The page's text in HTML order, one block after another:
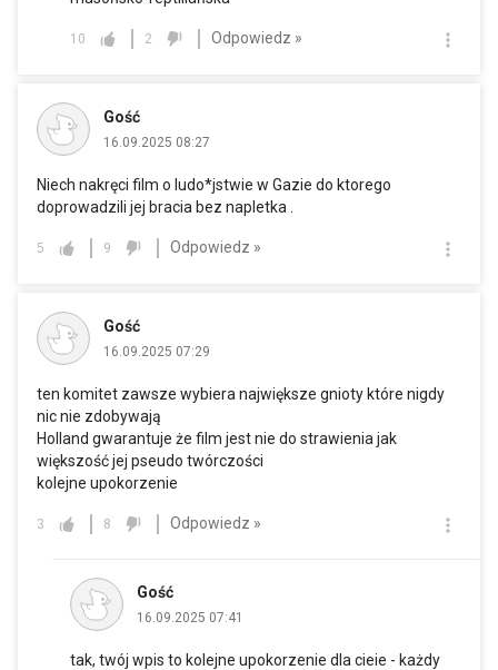
10 2 Odpowiedz »
Gość
16.09.2025 08:27
Niech nakręci film o ludo*jstwie w Gazie do ktorego
doprowadzili jej bracia bez napletka .
5 9 Odpowiedz »
Gość
16.09.2025 07:29
ten komitet zawsze wybiera największe gnioty które nigdy
nic nie zdobywają
Holland gwarantuje że film jest nie do strawienia jak
większość jej pseudo twórczości
kolejne upokorzenie
3 8 Odpowiedz »
Gość
16.09.2025 07:41
tak, twój wpis to kolejne upokorzenie dla cieie - każdy